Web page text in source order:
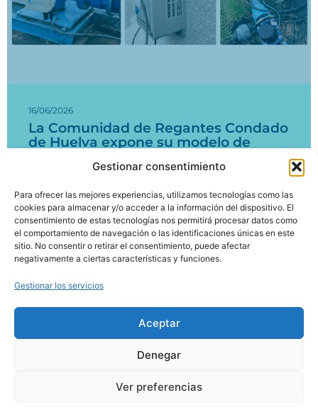
Gestionar consentimiento
Para ofrecer las mejores experiencias, utilizamos tecnologías como las
cookies para almacenar y/o acceder a la información del dispositivo. El
consentimiento de estas tecnologías nos permitirá procesar datos como
el comportamiento de navegación o las identificaciones únicas en este
sitio. No consentir o retirar el consentimiento, puede afectar
negativamente a ciertas características y funciones.
Gestionar los servicios
Aceptar
Denegar
Ver preferencias
16/06/2026
La Comunidad de Regantes Condado
de Huelva expone su modelo de
nacional sobre regadío
Leer más
2 3 … 18
Política de privacidad